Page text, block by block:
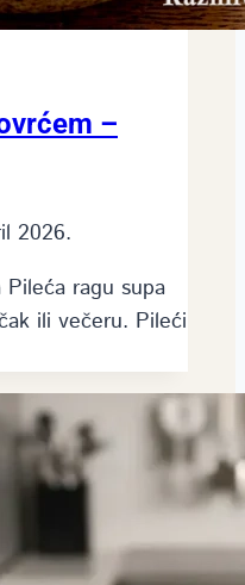
–
2026.
ragu supa
ili večeru. Pileći